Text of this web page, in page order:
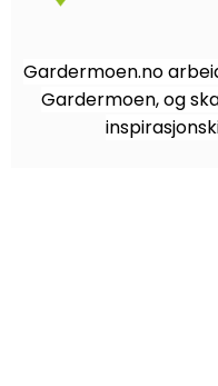
Gardermoen.no
Gardermoen, og